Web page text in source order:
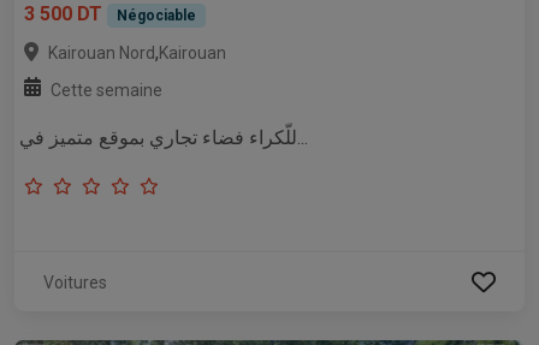
3 500 DT
Négociable
Kairouan Nord,Kairouan
Cette semaine
للّكراء فضاء تجاري بموقع متميز في...
Voitures